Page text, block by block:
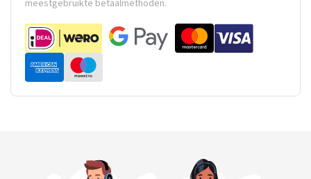
meestgebruikte betaalmethoden.